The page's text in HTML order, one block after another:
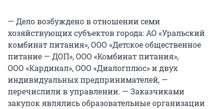
— Дело возбуждено в отношении семи
хозяйствующих субъектов города: АО «Уральский
комбинат питания», ООО «Детское общественное
питание — ДОП», ООО «Комбинат питания»,
ООО «Кардинал», ООО «Диалогплюс» и двух
индивидуальных предпринимателей, —
перечислили в управлении. — Заказчиками
закупок являлись образовательные организации